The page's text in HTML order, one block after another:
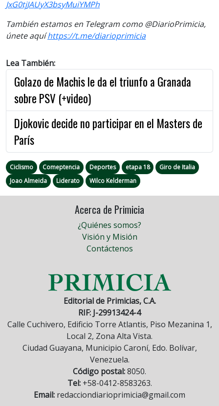
JxG0tjJAUyX3bsyMuiYMPh
También estamos en Telegram como @DiarioPrimicia,
únete aquíhttps://t.me/diarioprimicia
Lea También:
Golazo de Machis le da el triunfo a Granada
sobre PSV (+video)
Djokovic decide no participar en el Masters de
París
Ciclismo Comeptencia Deportes etapa 18
Giro de Italia
Joao Almeida
Liderato Wilco Kelderman
Acerca de Primicia
¿Quiénes somos?
Visión y Misión
Contáctenos
Editorial de Primicias, C.A.
RIF: J-29913424-4
Calle Cuchivero, Edificio Torre Atlantis, Piso Mezanina 1,
Local 2, Zona Alta Vista.
Ciudad Guayana, Municipio Caroní, Edo. Bolívar,
Venezuela.
Código postal:8050.
Tel:+58-0412-8583263.
Email: redacciondiarioprimicia@gmail.com